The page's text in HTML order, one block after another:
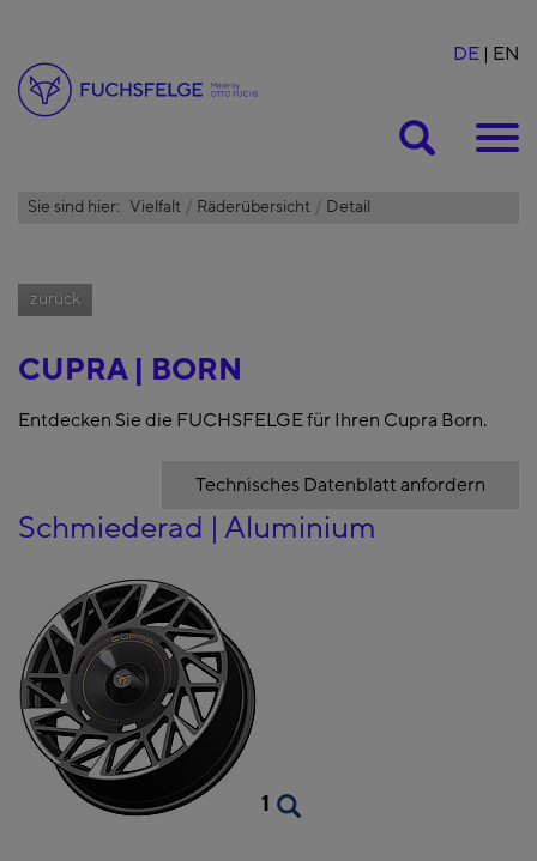
DE EN
Sie sind hier: Vielfalt Räderübersicht Detail
zurück
CUPRA | BORN
Entdecken Sie die FUCHSFELGE für Ihren Cupra Born.
Technisches Datenblatt anfordern
Schmiederad | Aluminium
1